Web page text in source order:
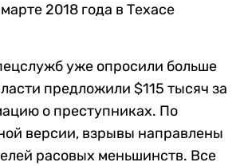
2018 года в Техасе
уже опросили больше
предложили $115 тысяч за
о преступниках. По
версии, взрывы направлены
расовых меньшинств. Все